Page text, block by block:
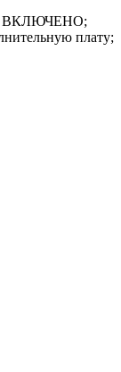
ВКЛЮЧЕНО;
плату;